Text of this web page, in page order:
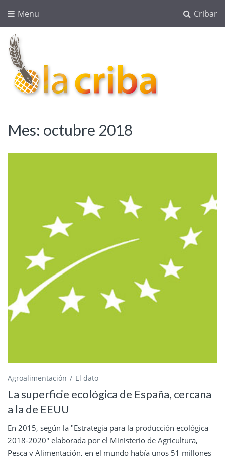
Cribar
Menu
blog agroalimentario
Mes: octubre 2018
Agroalimentación El dato
La superficie ecológica de España, cercana
a la de EEUU
En 2015, según la "Estrategia para la producción ecológica
2018-2020" elaborada por el Ministerio de Agricultura,
Pesca y Alimentación, en el mundo había unos 51 millones